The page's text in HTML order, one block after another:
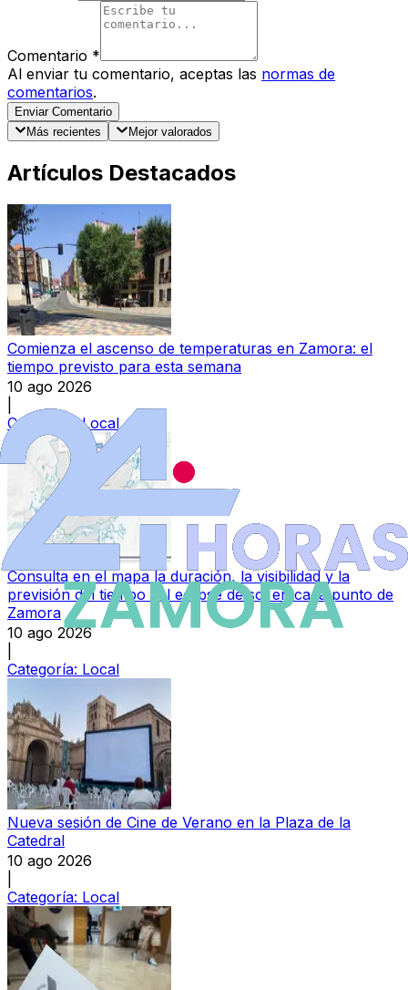
Comentario *
Al enviar tu comentario, aceptas las normas de
comentarios.
Enviar Comentario
Más recientes
Mejor valorados
Artículos Destacados
Comienza el ascenso de temperaturas en Zamora: el
tiempo previsto para esta semana
10 ago 2026
Categoría:Local
Consulta en el mapa la duración, la visibilidad y la
previsión del tiempo del eclipse de sol en cada punto de
Zamora
10 ago 2026
Categoría: Local
Nueva sesión de Cine de Verano en la Plaza de la
Catedral
10 ago 2026
Categoría: Local